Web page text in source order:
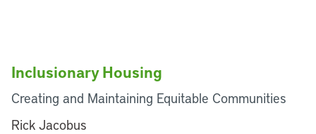
Inclusionary Housing
Creating and Maintaining Equitable Communities
Rick Jacobus